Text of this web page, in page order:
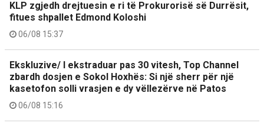
KLP zgjedh drejtuesin e ri të Prokurorisë së Durrësit,
fitues shpallet Edmond Koloshi
06/08 15:37
Ekskluzive/ I ekstraduar pas 30 vitesh, Top Channel
zbardh dosjen e Sokol Hoxhës: Si një sherr për një
kasetofon solli vrasjen e dy vëllezërve në Patos
06/08 15:16